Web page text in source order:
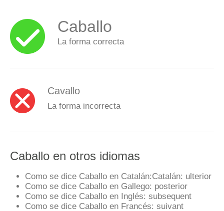
Caballo
La forma correcta
Cavallo
La forma incorrecta
Caballo en otros idiomas
Como se dice Caballo en Catalán:Catalán: ulterior
Como se dice Caballo en Gallego: posterior
Como se dice Caballo en Inglés: subsequent
Como se dice Caballo en Francés: suivant